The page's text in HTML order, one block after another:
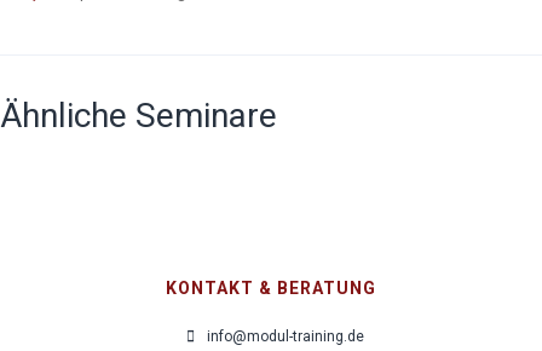
Ähnliche Seminare
KONTAKT & BERATUNG
info@modul-training.de